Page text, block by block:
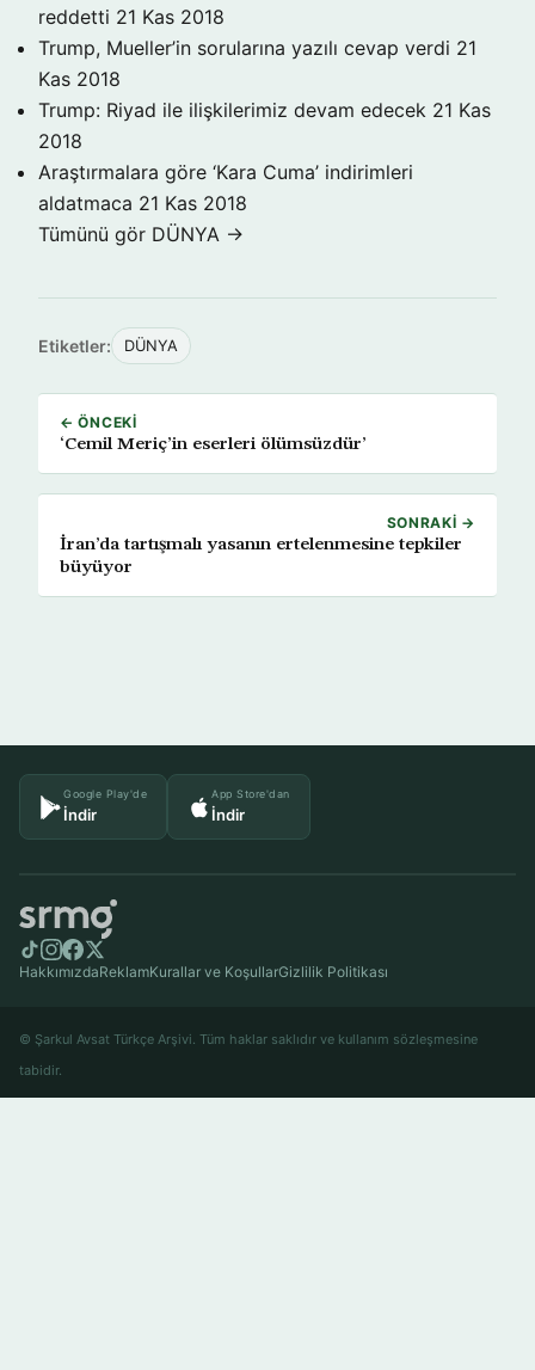
reddetti 21 Kas 2018
Trump, Mueller’in sorularına yazılı cevap verdi 21
Kas 2018
Trump: Riyad ile ilişkilerimiz devam edecek 21 Kas
2018
Araştırmalara göre ‘Kara Cuma’ indirimleri
aldatmaca 21 Kas 2018
Tümünü gör DÜNYA →
Etiketler: DÜNYA
← ÖNCEKI
‘Cemil Meriç’in eserleri ölümsüzdür’
SONRAKI →
İran’da tartışmalı yasanın ertelenmesine tepkiler
büyüyor
Google Play'de
İndir
App Store'dan
İndir
HakkımızdaReklamKurallar ve KoşullarGizlilik Politikası
© Şarkul Avsat Türkçe Arşivi. Tüm haklar saklıdır ve kullanım sözleşmesine
tabidir.